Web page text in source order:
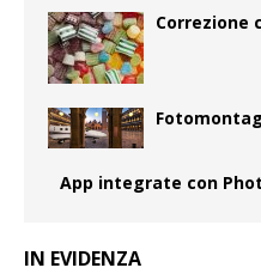
Correzione
App integrate con
IN EVIDENZA